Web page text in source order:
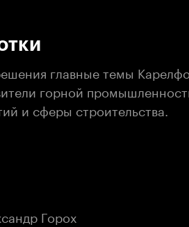
главные темы
горной
и сферы строительства.
Горох